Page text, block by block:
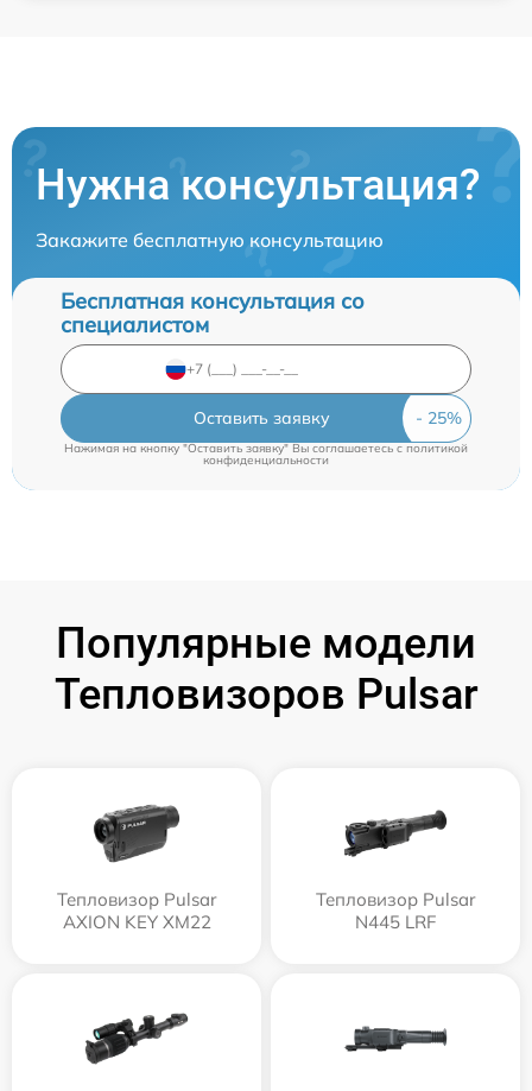
Нужна консультация?
Закажите бесплатную консультацию
Бесплатная консультация со
специалистом
Оставить заявку
Нажимая на кнопку "Оставить заявку" Вы соглашаетесь cполитикой
конфиденциальности
Популярные модели
Тепловизоров Pulsar
Тепловизор Pulsar
AXION KEY XM22
Тепловизор Pulsar
N445 LRF